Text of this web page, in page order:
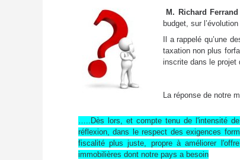
M. Richard Ferrand
budget, sur
Il a rappelé qu’une
taxation non plus
inscrite dans le projet
La réponse de notre
…..Dès lors, et compte tenu de l'intensité
réflexion, dans le respect des exigences
fiscalité plus juste, propre à améliorer
immobilières dont notre pays a besoin